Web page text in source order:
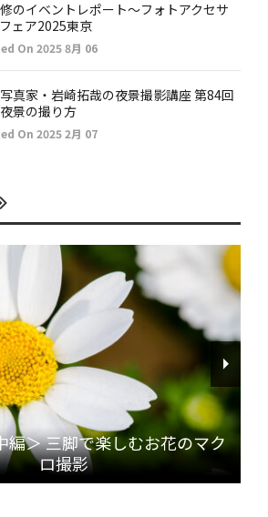
のイベントレポート～フォトアクセサ
ェア2025東京
On 2025 8月 06
真家・岩崎拓哉の夜景撮影講座 第84回
景の撮り方
On 2025 2月 07
＞ 三脚で楽しむお花のマク
ロ撮影